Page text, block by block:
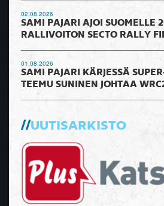
02.08.2026
SAMI PAJARI AJOI SUOMELLE
RALLIVOITON SECTO RALLY
01.08.2026
SAMI PAJARI KÄRJESSÄ
TEEMU SUNINEN JOHTAA
UUTISARKISTO